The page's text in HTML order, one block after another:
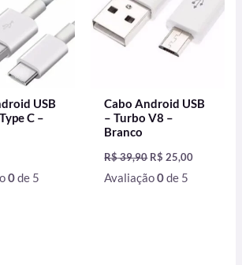
USB
C –
0de 5
Cabo Android USB
– Turbo V8 –
Branco
R$39,90 R$ 25,00
Avaliação0de 5